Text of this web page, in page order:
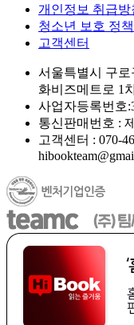
개인정보 취급방
청소년 보호 정책
고객센터
서울특별시 구로
화비즈메트로 1
사업자등록번호
통신판매번호 :
고객센터 : 070-